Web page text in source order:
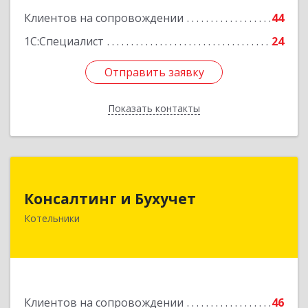
Клиентов на сопровождении
44
1С:Специалист
24
Отправить заявку
Показать контакты
Отправить заявку
Назад
Консалтинг и Бухучет
Котельники
Клиентов на сопровождении 46
140054, Московская обл, Котельники г,
Подробнее